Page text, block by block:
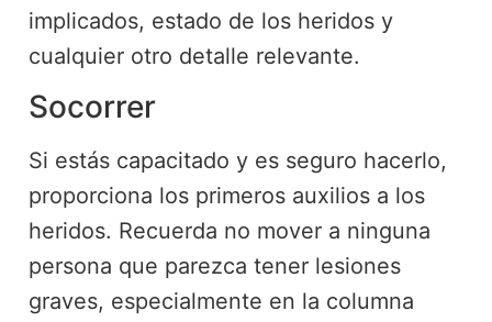
implicados, estado de los heridos y
cualquier otro detalle relevante.
Socorrer
Si estás capacitado y es seguro hacerlo,
proporciona los primeros auxilios a los
heridos. Recuerda no mover a ninguna
persona que parezca tener lesiones
graves, especialmente en la columna